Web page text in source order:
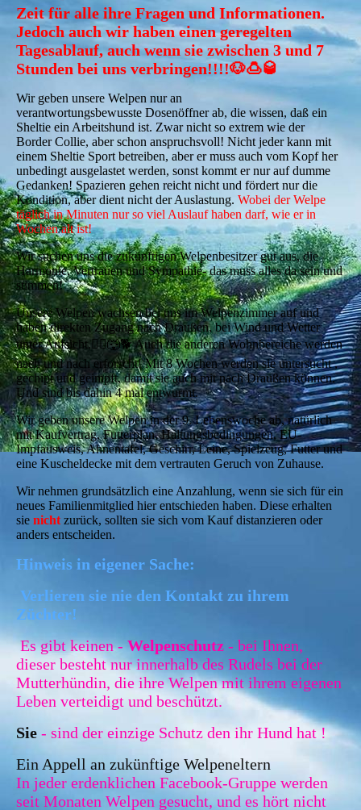
Zeit für alle ihre Fragen und Informationen.
Jedoch auch wir haben einen geregelten
Tagesablauf, auch wenn sie zwischen 3 und 7
Stunden bei uns verbringen!!!!🐶🍮🥃
Wir geben unsere Welpen nur an
verantwortungsbewusste Dosenöffner ab, die wissen, daß ein
Sheltie ein Arbeitshund ist. Zwar nicht so extrem wie der
Border Collie, aber schon anspruchsvoll! Nicht jeder kann mit
einem Sheltie Sport betreiben, aber er muss auch vom Kopf her
unbedingt ausgelastet werden, sonst kommt er nur auf dumme
Gedanken! Spazieren gehen reicht nicht und fördert nur die
Kondition, aber dient nicht der Auslastung. Wobei der Welpe
täglich in Minuten nur so viel Auslauf haben darf, wie er in
Wochen alt ist!
Wir suchen uns die zukünftigen Welpenbesitzer gut aus, die
Harmonie, Vertrauen und Sympathie- das muss alles da sein und
stimmen!
Unsere Welpen wachsen bei uns im Welpenzimmer auf und
haben direkten Zugang nach Draußen, bei Wind und Wetter
unter Aufsicht.🧎‍♀️🐺🐕 Auch die anderen Wohnbereiche werden
nach und nach erforscht! Mit 8 Wochen werden sie untersucht ,
gechipt und geimpft, damit sie auch mit nach Draußen können.
Und sind bis dahin 4 mal entwurmt.
Wir geben unsere Welpen in der 9. Lebenswoche ab, natürlich
mit Kaufvertrag, Futterplan, Haltungsbedingungen, EU-
Impfausweis, Ahnentafel, Geschirr, Leine, Spielzeug, Futter und
eine Kuscheldecke mit dem vertrauten Geruch von Zuhause.
Wir nehmen grundsätzlich eine Anzahlung, wenn sie sich für ein
neues Familienmitglied hier entschieden haben. Diese erhalten
sie nicht zurück, sollten sie sich vom Kauf distanzieren oder
anders entscheiden.
Hinweis in eigener Sache:
Verlieren sie nie den Kontakt zu ihrem
Züchter!
Es gibt keinen -Welpenschutz - bei Ihnen,
dieser besteht nur innerhalb des Rudels bei der
Mutterhündin, die ihre Welpen mit ihrem eigenen
Leben verteidigt und beschützt.
Sie - sind der einzige Schutz den ihr Hund hat !
Ein Appell an zukünftige Welpeneltern
In jeder erdenklichen Facebook-Gruppe werden
seit Monaten Welpen gesucht, und es hört nicht